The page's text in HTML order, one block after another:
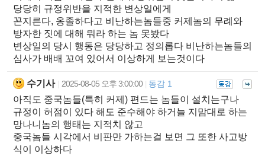
당당히 규정위반을 지적한 변상일에게
꼰지른다, 옹졸하다고 비난하는놈들중 커제놈의 무례와
방자한 짓에 대해 뭐라 하는 놈 못봤다
변상일의 당시 행동은 당당하고 정의롭다 비난하는놈들의
심사가 배배 꼬여 있어서 이상하게 보는것이다
수기사 2025-08-05 오후 3:00:00 동감 1
아직도 중국놈들(특히 커제) 편드는 놈들이 설치는구나
규정이 허점이 있다 해도 준수해야 하거늘 지맘대로 하는
망나니놈의 행태는 지적치 않고
중국놈들 시각에서 비판만 가하는걸 보면 그 또한 사고방
식이 이상하다